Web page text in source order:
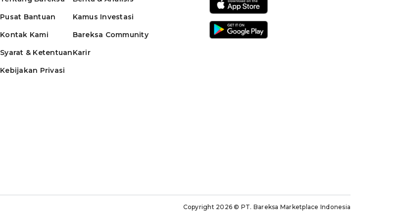
Pusat Bantuan
Kontak Kami
Syarat & Ketentuan
Kebijakan Privasi
Kamus Investasi
Bareksa Community
Karir
Copyright 2026© PT. Bareksa Marketplace Indonesia